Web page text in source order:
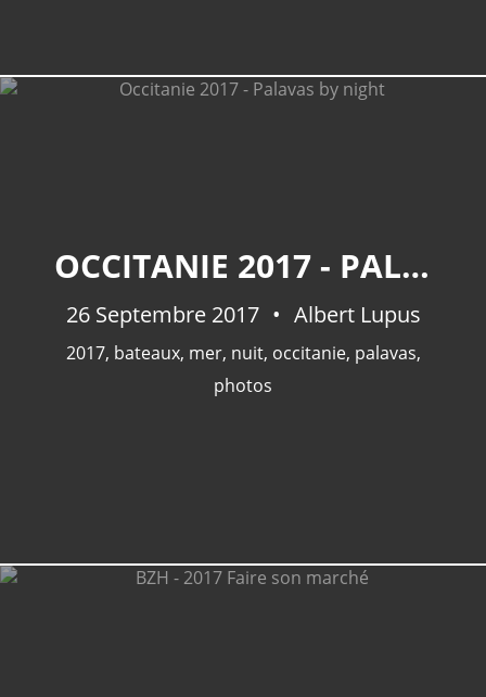
OCCITANIE 2017 - PALAVAS BY NIGHT
26 Septembre 2017 Albert Lupus
2017, bateaux, mer, nuit, occitanie, palavas,
photos